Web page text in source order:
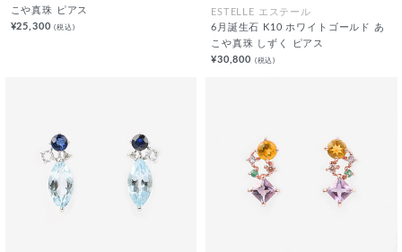
こや真珠 ピアス
¥25,300(税込)
ESTELLE エステール
6月誕生石 K10 ホワイトゴールド あ
こや真珠 しずく ピアス
¥30,800 (税込)